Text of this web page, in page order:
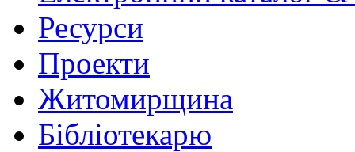
Ресурси
Проекти
Житомирщина
Бібліотекарю